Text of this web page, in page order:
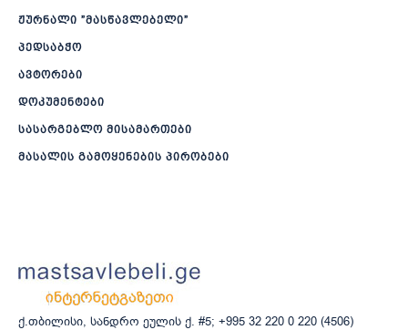
ჟურნალი ”მასწავლებელი”
პედსაბჭო
ავტორები
დოკუმენტები
სასარგებლო მისამართები
მასალის გამოყენების პირობები
ქ.თბილისი, სანდრო ეულის ქ. #5; +995 32 220 0 220 (4506)